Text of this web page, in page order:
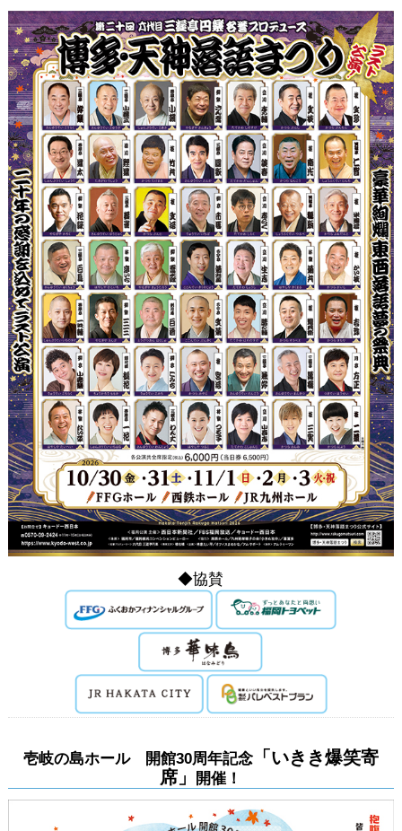
◆協賛
壱岐の島ホール 開館30周年記念「いきき爆笑寄
席」
開催！